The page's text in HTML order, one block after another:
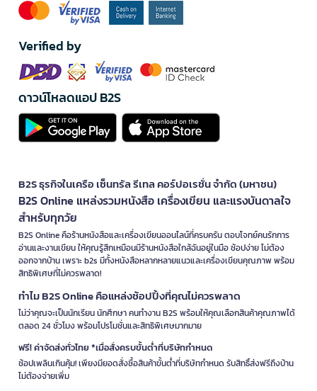
Verified by
ดาวน์โหลดแอป B2S
B2S ธุรกิจในเครือ เซ็นทรัล รีเทล คอร์ปอเรชั่น จำกัด (มหาชน)
B2S Online แหล่งรวมหนังสือ เครื่องเขียน และแรงบันดาลใจ
สำหรับทุกวัย
B2S Online คือร้านหนังสือและเครื่องเขียนออนไลน์ที่ครบครัน ตอบโจทย์คนรักการ
อ่านและงานเขียน ให้คุณรู้สึกเหมือนมีร้านหนังสือใกล้ฉันอยู่ในมือ ช้อปง่าย ไม่ต้อง
ออกจากบ้าน เพราะ b2s มีทั้งหนังสือหลากหลายแนวและเครื่องเขียนคุณภาพ พร้อม
สิทธิพิเศษที่ไม่ควรพลาด!
ทำไม B2S Online คือแหล่งช้อปปิ้งที่คุณไม่ควรพลาด
ไม่ว่าคุณจะเป็นนักเรียน นักศึกษา คนทำงาน B2S พร้อมให้คุณเลือกสินค้าคุณภาพได้
ตลอด 24 ชั่วโมง พร้อมโปรโมชั่นและสิทธิพิเศษมากมาย
ฟรี! ค่าจัดส่งทั่วไทย *เมื่อสั่งครบขั้นต่ำที่บริษัทกำหนด
ช้อปเพลินเกินคุ้ม! เพียงมียอดสั่งซื้อสินค้าขั้นต่ำที่บริษัทกำหนด รับสิทธิ์ส่งฟรีถึงบ้าน
ไม่ต้องจ่ายเพิ่ม